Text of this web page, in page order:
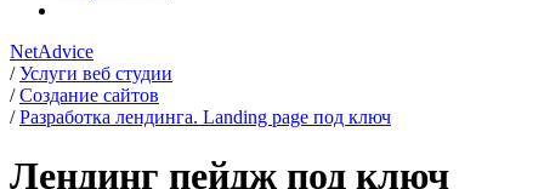
NetAdvice
/ Услуги веб студии
/ Создание сайтов
/ Разработка лендинга. Landing page под ключ
Лендинг пейдж под ключ